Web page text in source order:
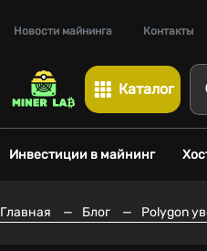
Новости майнинга Контакты
Каталог
Инвестиции в майнинг
Главная — Блог — Polygon